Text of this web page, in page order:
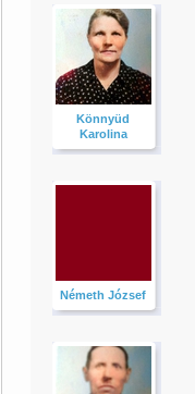
Könnyüd
Karolina
Németh József